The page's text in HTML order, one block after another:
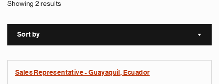
Showing 2 results
Sort by Sort
Sales Representative - Guayaquil, Ecuador